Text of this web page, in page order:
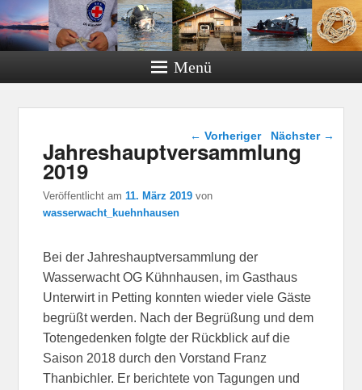
Menü
Beitragsnavigation
← Vorheriger Nächster →
Jahreshauptversammlung
2019
Veröffentlicht am11. März 2019 von
wasserwacht_kuehnhausen
Bei der Jahreshauptversammlung der
Wasserwacht OG Kühnhausen, im Gasthaus
Unterwirt in Petting konnten wieder viele Gäste
begrüßt werden. Nach der Begrüßung und dem
Totengedenken folgte der Rückblick auf die
Saison 2018 durch den Vorstand Franz
Thanbichler. Er berichtete von Tagungen und